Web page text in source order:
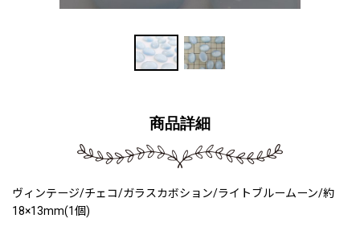
商品詳細
ヴィンテージ/チェコ/ガラスカボション/ライトブルームーン/約
18×13mm(1個)